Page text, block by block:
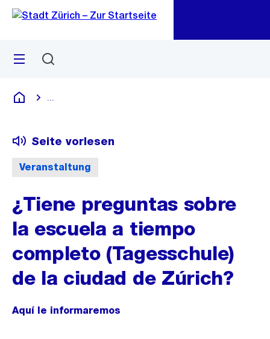
Navigation
Sprunglink
Menü
Deutsch
Veranstaltung
Seite vorlesen
¿Tiene preguntas sobre
la escuela a tiempo
completo (Tagesschule)
de la ciudad de Zúrich?
Aquí le informaremos